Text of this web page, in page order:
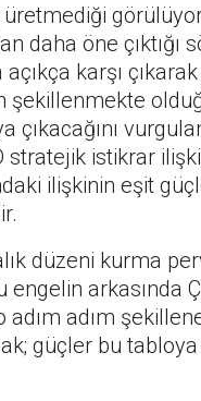
daha öne çıktığı
karşı
şekillenmekte
çıkacağını
stratejik istikrar
ilişkinin eşit
düzeni kurma
arkasında
adım
güçler bu